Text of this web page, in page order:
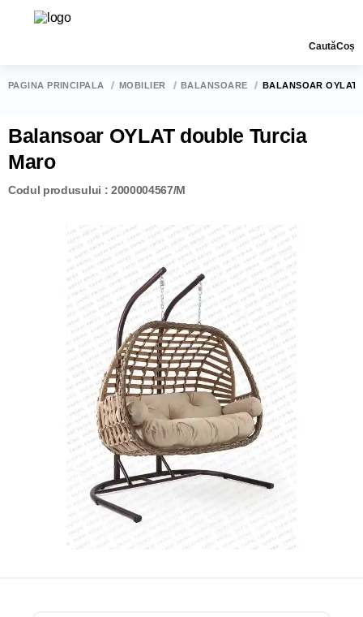
CautăCoș
PAGINA PRINCIPALĂ MOBILIER BALANSOARE BALANSOAR OYLAT
Balansoar OYLAT double Turcia
Maro
Codul produsului : 2000004567/M